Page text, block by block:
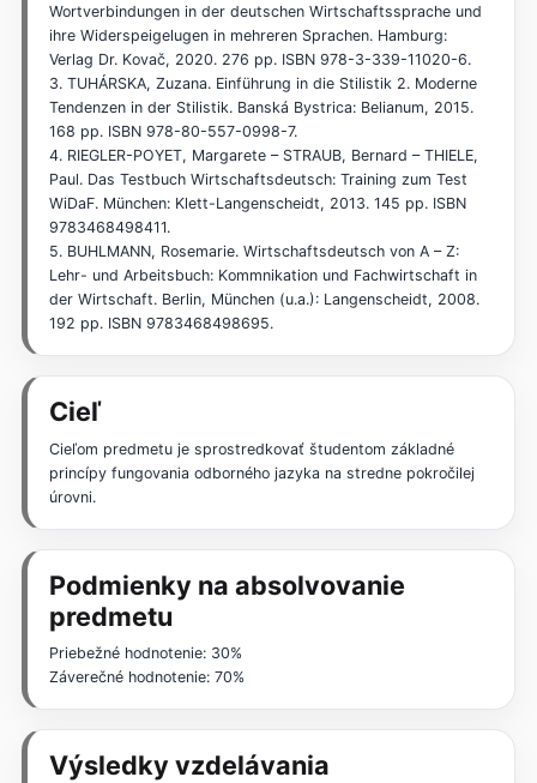
Wortverbindungen in der deutschen Wirtschaftssprache und
ihre Widerspeigelugen in mehreren Sprachen. Hamburg:
Verlag Dr. Kovač, 2020. 276 pp. ISBN 978-3-339-11020-6.
3. TUHÁRSKA, Zuzana. Einführung in die Stilistik 2. Moderne
Tendenzen in der Stilistik. Banská Bystrica: Belianum, 2015.
168 pp. ISBN 978-80-557-0998-7.
4. RIEGLER-POYET, Margarete – STRAUB, Bernard – THIELE,
Paul. Das Testbuch Wirtschaftsdeutsch: Training zum Test
WiDaF. München: Klett-Langenscheidt, 2013. 145 pp. ISBN
9783468498411.
5. BUHLMANN, Rosemarie. Wirtschaftsdeutsch von A – Z:
Lehr- und Arbeitsbuch: Kommnikation und Fachwirtschaft in
der Wirtschaft. Berlin, München (u.a.): Langenscheidt, 2008.
192 pp. ISBN 9783468498695.
Cieľ
Cieľom predmetu je sprostredkovať študentom základné
princípy fungovania odborného jazyka na stredne pokročilej
úrovni.
Podmienky na absolvovanie
predmetu
Priebežné hodnotenie: 30%
Záverečné hodnotenie: 70%
Výsledky vzdelávania